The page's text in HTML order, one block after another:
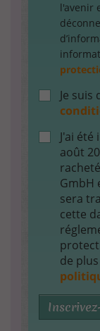
l'avenir
Je suis
J'ai
août
GmbH
sera
cette
de